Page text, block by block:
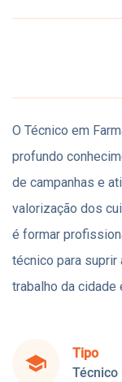
O Técnico em
profundo
de campanhas e
valorização dos
é formar
técnico para
trabalho da cidade
school
Tipo
Técnico